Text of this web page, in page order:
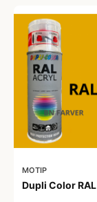
MOTIP
Dupli Color